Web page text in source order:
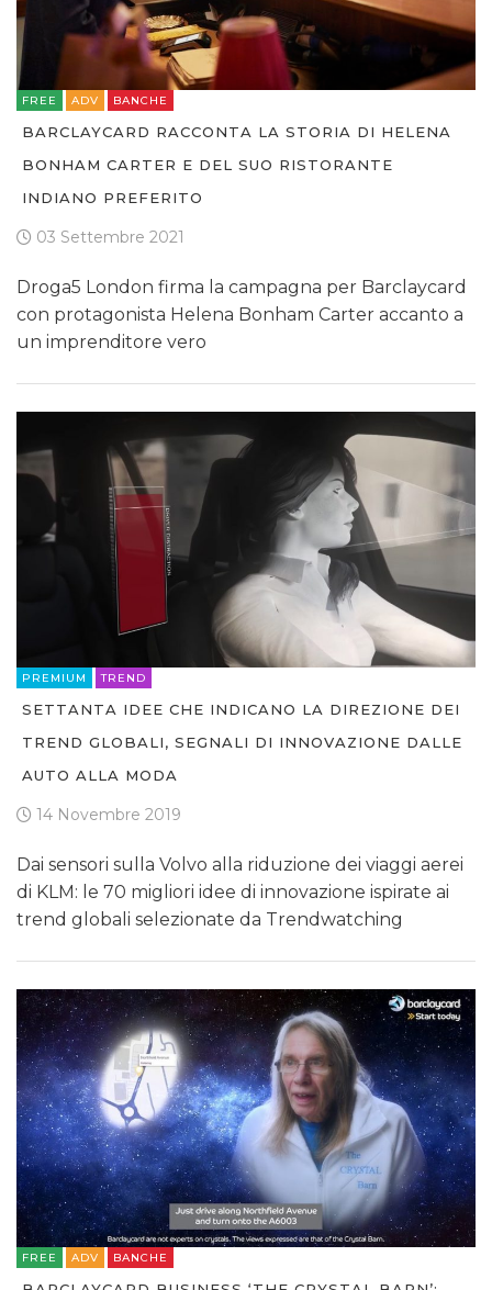
FREE ADV BANCHE
BARCLAYCARD RACCONTA LA STORIA DI HELENA
BONHAM CARTER E DEL SUO RISTORANTE
INDIANO PREFERITO
03 Settembre 2021
Droga5 London firma la campagna per Barclaycard
con protagonista Helena Bonham Carter accanto a
un imprenditore vero
PREMIUM TREND
SETTANTA IDEE CHE INDICANO LA DIREZIONE DEI
TREND GLOBALI, SEGNALI DI INNOVAZIONE DALLE
AUTO ALLA MODA
14 Novembre 2019
Dai sensori sulla Volvo alla riduzione dei viaggi aerei
di KLM: le 70 migliori idee di innovazione ispirate ai
trend globali selezionate da Trendwatching
FREE ADV BANCHE